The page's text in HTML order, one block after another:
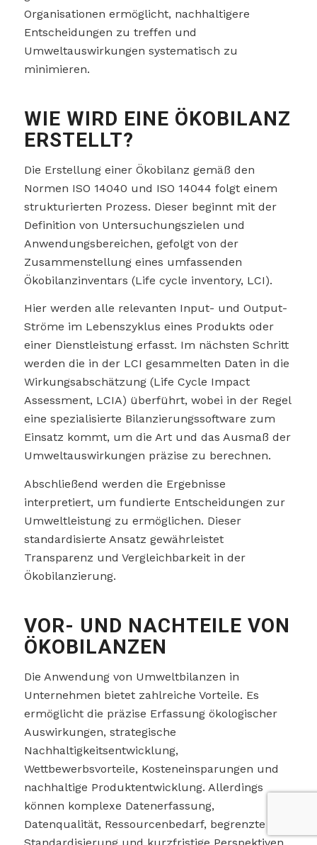
Organisationen ermöglicht, nachhaltigere
Entscheidungen zu treffen und
Umweltauswirkungen systematisch zu
minimieren.
WIE WIRD EINE ÖKOBILANZ
ERSTELLT?
Die Erstellung einer Ökobilanz gemäß den
Normen ISO 14040 und ISO 14044 folgt einem
strukturierten Prozess. Dieser beginnt mit der
Definition von Untersuchungszielen und
Anwendungsbereichen, gefolgt von der
Zusammenstellung eines umfassenden
Ökobilanzinventars (Life cycle inventory, LCI).
Hier werden alle relevanten Input- und Output-
Ströme im Lebenszyklus eines Produkts oder
einer Dienstleistung erfasst. Im nächsten Schritt
werden die in der LCI gesammelten Daten in die
Wirkungsabschätzung (Life Cycle Impact
Assessment, LCIA) überführt, wobei in der Regel
eine spezialisierte Bilanzierungssoftware zum
Einsatz kommt, um die Art und das Ausmaß der
Umweltauswirkungen präzise zu berechnen.
Abschließend werden die Ergebnisse
interpretiert, um fundierte Entscheidungen zur
Umweltleistung zu ermöglichen. Dieser
standardisierte Ansatz gewährleistet
Transparenz und Vergleichbarkeit in der
Ökobilanzierung.
VOR- UND NACHTEILE VON
ÖKOBILANZEN
Die Anwendung von Umweltbilanzen in
Unternehmen bietet zahlreiche Vorteile. Es
ermöglicht die präzise Erfassung ökologischer
Auswirkungen, strategische
Nachhaltigkeitsentwicklung,
Wettbewerbsvorteile, Kosteneinsparungen und
nachhaltige Produktentwicklung. Allerdings
können komplexe Datenerfassung,
Datenqualität, Ressourcenbedarf, begrenzte
Standardisierung und kurzfristige Perspektiven